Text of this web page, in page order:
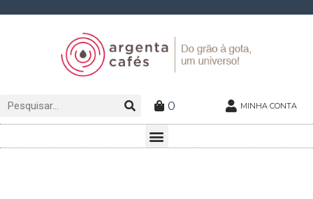
Pesquisar Pesquisar
0 MINHA CONTA
Menu